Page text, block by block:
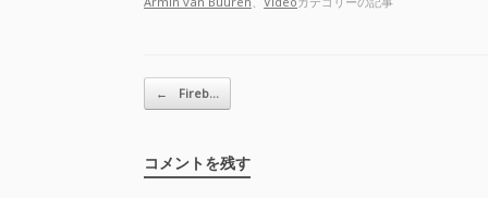
投稿ナビゲーション
← Fireb…
コメントを残す